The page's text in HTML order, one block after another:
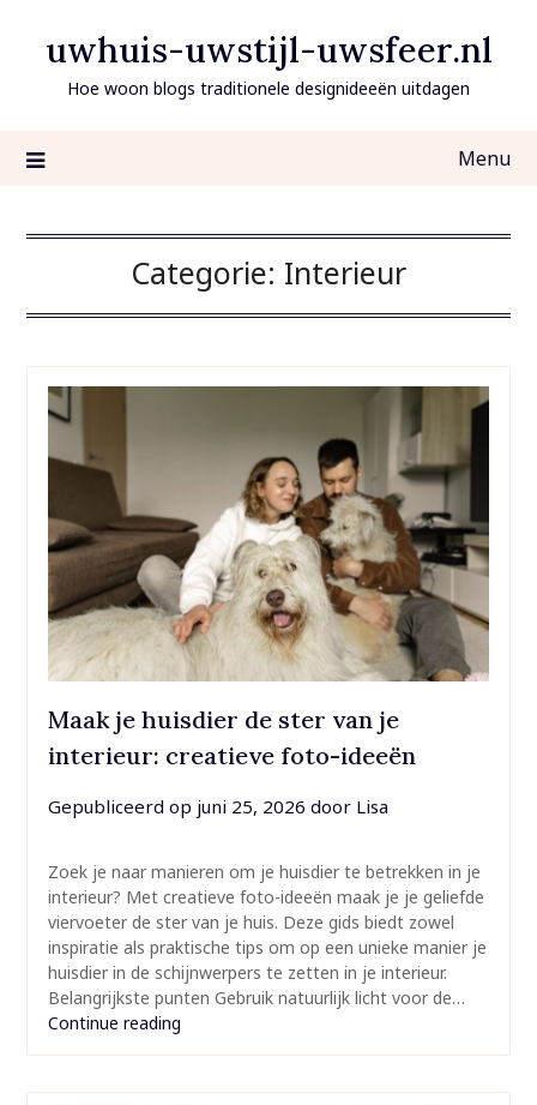
uwhuis-uwstijl-uwsfeer.nl
Hoe woon blogs traditionele designideeën uitdagen
Menu
Categorie: Interieur
Maak je huisdier de ster van je
interieur: creatieve foto-ideeën
Gepubliceerd op juni 25, 2026 door Lisa
Zoek je naar manieren om je huisdier te betrekken in je
interieur? Met creatieve foto-ideeën maak je je geliefde
viervoeter de ster van je huis. Deze gids biedt zowel
inspiratie als praktische tips om op een unieke manier je
huisdier in de schijnwerpers te zetten in je interieur.
Belangrijkste punten Gebruik natuurlijk licht voor de…
Continue reading